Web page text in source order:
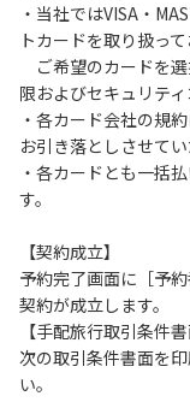
・当社ではVISA・
トカードを取り扱って
ご希望のカードを
限およびセキュリテ
・各カード会社の規
お引き落としさせてい
・各カードとも一括
す。
【契約成立】
予約完了画面に［予
契約が成立します。
【手配旅行取引条件書
次の取引条件書面を
い。